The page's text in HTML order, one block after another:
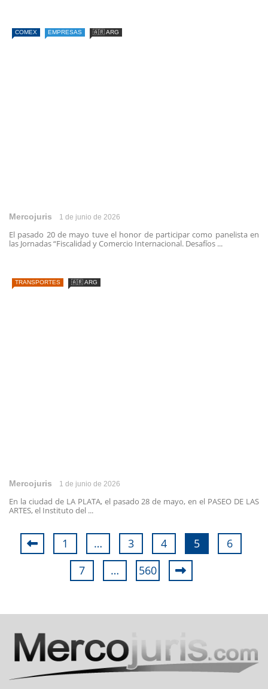
COMEX EMPRESAS 🇦🇷 ARG
Mercojuris 1 de junio de 2026
El pasado 20 de mayo tuve el honor de participar como panelista en
las Jornadas “Fiscalidad y Comercio Internacional. Desafíos ...
TRANSPORTES 🇦🇷 ARG
Mercojuris 1 de junio de 2026
En la ciudad de LA PLATA, el pasado 28 de mayo, en el PASEO DE LAS
ARTES, el Instituto del ...
1 … 3 4 5
6
7
… 560